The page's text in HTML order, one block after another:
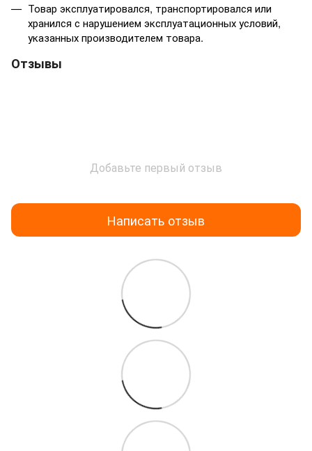
Товар эксплуатировался, транспортировался или
хранился с нарушением эксплуатационных условий,
указанных производителем товара.
Отзывы
Добавьте первый отзыв
Написать отзыв